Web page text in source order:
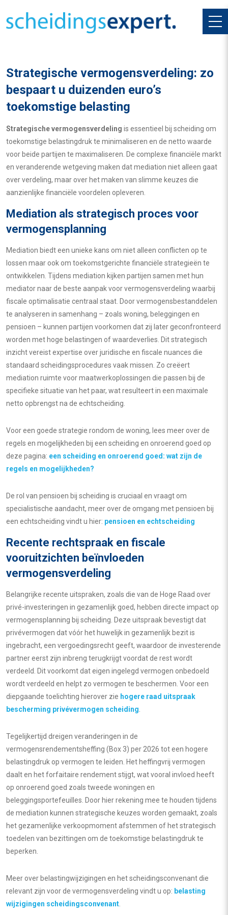
Strategische vermogensverdeling: zo
bespaart u duizenden euro’s
toekomstige belasting
Strategische vermogensverdeling is essentieel bij scheiding om
toekomstige belastingdruk te minimaliseren en de netto waarde
voor beide partijen te maximaliseren. De complexe financiële markt
en veranderende wetgeving maken dat mediation niet alleen gaat
over verdeling, maar over het maken van slimme keuzes die
aanzienlijke financiële voordelen opleveren.
Mediation als strategisch proces voor
vermogensplanning
Mediation biedt een unieke kans om niet alleen conflicten op te
lossen maar ook om toekomstgerichte financiële strategieën te
ontwikkelen. Tijdens mediation kijken partijen samen met hun
mediator naar de beste aanpak voor vermogensverdeling waarbij
fiscale optimalisatie centraal staat. Door vermogensbestanddelen
te analyseren in samenhang – zoals woning, beleggingen en
pensioen – kunnen partijen voorkomen dat zij later geconfronteerd
worden met hoge belastingen of waardeverlies. Dit strategisch
inzicht vereist expertise over juridische en fiscale nuances die
standaard scheidingsprocedures vaak missen. Zo creëert
mediation ruimte voor maatwerkoplossingen die passen bij de
specifieke situatie van het paar, wat resulteert in een maximale
netto opbrengst na de echtscheiding.
Voor een goede strategie rondom de woning, lees meer over de
regels en mogelijkheden bij een scheiding en onroerend goed op
deze pagina: een scheiding en onroerend goed: wat zijn de
regels en mogelijkheden?
De rol van pensioen bij scheiding is cruciaal en vraagt om
specialistische aandacht, meer over de omgang met pensioen bij
een echtscheiding vindt u hier: pensioen en echtscheiding
Recente rechtspraak en fiscale
vooruitzichten beïnvloeden
vermogensverdeling
Belangrijke recente uitspraken, zoals die van de Hoge Raad over
privé-investeringen in gezamenlijk goed, hebben directe impact op
vermogensplanning bij scheiding. Deze uitspraak bevestigt dat
privévermogen dat vóór het huwelijk in gezamenlijk bezit is
ingebracht, een vergoedingsrecht geeft, waardoor de investerende
partner eerst zijn inbreng terugkrijgt voordat de rest wordt
verdeeld. Dit voorkomt dat eigen ingelegd vermogen onbedoeld
wordt verdeeld en helpt zo vermogen te beschermen. Voor een
diepgaande toelichting hierover zie hogere raad uitspraak
bescherming privévermogen scheiding
Tegelijkertijd dreigen veranderingen in de
vermogensrendementsheffing (Box 3) per 2026 tot een hogere
belastingdruk op vermogen te leiden. Het heffingvrij vermogen
daalt en het forfaitaire rendement stijgt, wat vooral invloed heeft
op onroerend goed zoals tweede woningen en
beleggingsportefeuilles. Door hier rekening mee te houden tijdens
de mediation kunnen strategische keuzes worden gemaakt, zoals
het gezamenlijke verkoopmoment afstemmen of het strategisch
toedelen van bezittingen om de toekomstige belastingdruk te
beperken.
Meer over belastingwijzigingen en het scheidingsconvenant die
relevant zijn voor de vermogensverdeling vindt u op: belasting
wijzigingen scheidingsconvenant